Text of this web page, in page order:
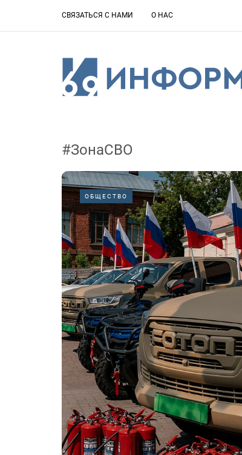
СВЯЗАТЬСЯ С НАМИ О НАС
#ЗонаСВО
ОБЩЕСТВО